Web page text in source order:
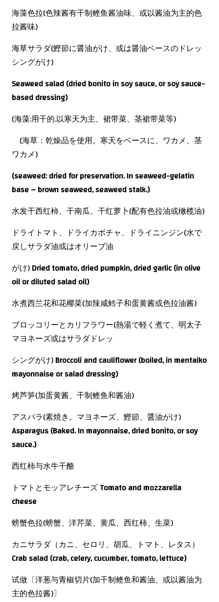
海藻色拉(色辣酱有干制鲣鱼酱油味、或以酱油为主的色
拉酱味)
海草サラダ(鰹節に醤油がけ、或は醤油ベースのドレッ
シングがけ)
Seaweed salad (dried bonito in soy sauce, or soy sauce-
based dressing)
(海藻:用干的.以寒天为主、裙带菜、茎裙带菜等)
(海草：乾燥品を使用。寒天をベースに、ワカメ、茎
ワカメ)
(seaweed: dried for preservation. In seaweed-gelatin
base – brown seaweed, seaweed stalk.)
水发干西红柿、干南瓜、干红萝卜(配有色拉油或橄榄油)
ドライトマト、ドライカボチャ、ドライニンジン(水で
戻しサラダ油或はオリーブ油
がけ)Dried tomato, dried pumpkin, dried garlic (in olive
oil or diluted salad oil)
水煮西兰花和花椰菜(加辣咸鳕子和蛋黄酱或色拉油酱)
ブロッコリーとカリフラワー(熱湯で軽く煮て、明太子
マヨネーズ或はサラダドレッ
シングがけ)Broccoli and cauliflower (boiled, in mentaiko
mayonnaise or salad dressing)
烤芦笋(加蛋黄酱、 干制鲣鱼和酱油)
アスパラ(素焼き。マヨネーズ、鰹節、醤油がけ)
Asparagus(Baked. In mayonnaise, dried bonito, or soy
sauce.)
西红柿与水牛干酪
トマトとモッアレチーズTomato and mozzarella
cheese
螃蟹色拉(螃蟹、洋芹菜、黄瓜、西红柿、生菜)
カニサラダ（カニ、セロリ、胡瓜、トマト、レタス）
Crab salad (crab, celery, cucumber, tomato, lettuce)
试做〔洋葱与青椒切片(加干制鲣鱼和酱油、或以酱油为
主的色拉酱)〕